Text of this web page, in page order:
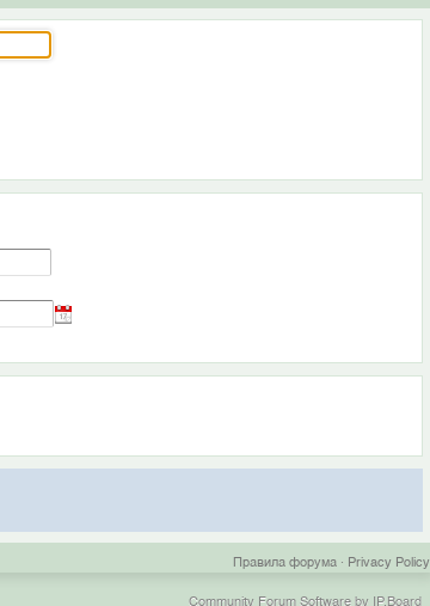
Privacy Policy
Правила форума ·
Community Forum Software by IP.Board